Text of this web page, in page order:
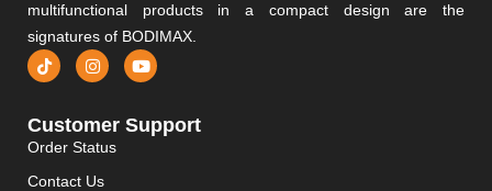
multifunctional products in a compact design are the
signatures of BODIMAX.
Customer Support
Order Status
Contact Us